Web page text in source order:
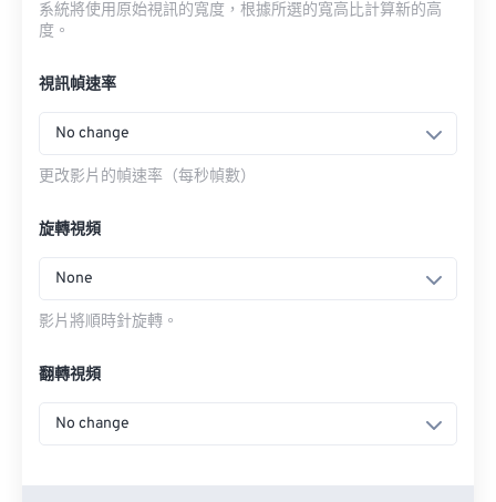
系統將使用原始視訊的寬度，根據所選的寬高比計算新的高
度。
視訊幀速率
No change
更改影片的幀速率（每秒幀數）
旋轉視頻
None
影片將順時針旋轉。
翻轉視頻
No change